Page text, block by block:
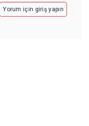
Yorum için giriş yapın